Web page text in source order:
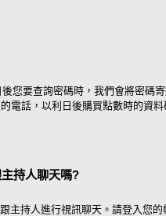
您要查詢密碼時，我們會將密碼
電話，以利日後購買點數時的資料
持人聊天嗎?
主持人進行視訊聊天。請登入您